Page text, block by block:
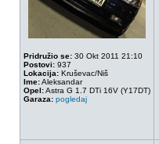
Pridružio se: 30 Okt 2011 21:10
Postovi: 937
Lokacija: Kruševac/Niš
Ime:Aleksandar
Opel:Astra G 1.7 DTi 16V (Y17DT)
Garaza: pogledaj